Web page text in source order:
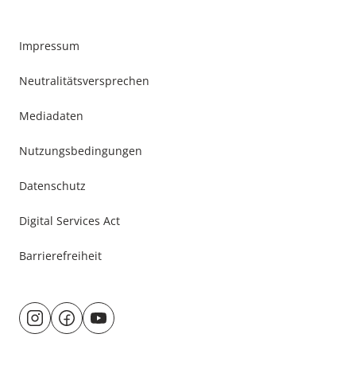
Impressum
Neutralitätsversprechen
Mediadaten
Nutzungsbedingungen
Datenschutz
Digital Services Act
Barrierefreiheit
Besuche
uns@rund.ums.baby
facebook.com/rundumsbaby.de
youtube.com/@rundumsbaby_